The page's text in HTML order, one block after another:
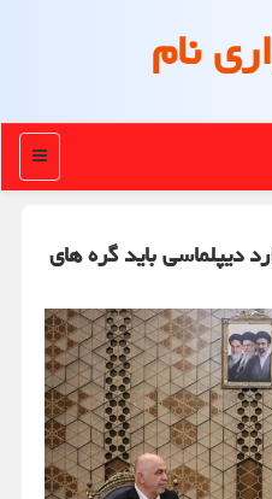
نام
منو
دیپلماسی باید گره های